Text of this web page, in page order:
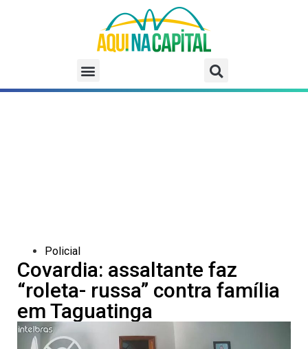
Policial
Covardia: assaltante faz
“roleta- russa” contra família
em Taguatinga